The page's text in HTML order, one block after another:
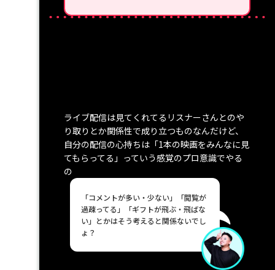
ライブ配信は見てくれてるリスナーさんとのや
り取りとか関係性で成り立つものなんだけど、
自分の配信の心持ちは「1本の映画をみんなに見
てもらってる」っていう感覚のプロ意識でやる
の
「コメントが多い・少ない」「閲覧が
過疎ってる」「ギフトが飛ぶ・飛ばな
い」とかはそう考えると関係ないでし
ょ？